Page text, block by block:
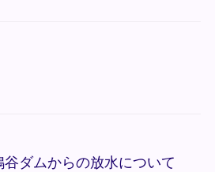
ダムからの放水について